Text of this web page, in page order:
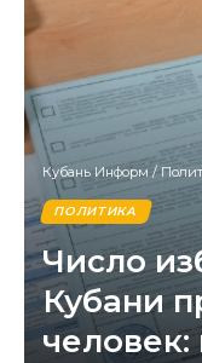
Кубань Информ /
ПОЛИТИКА
Число
Кубани